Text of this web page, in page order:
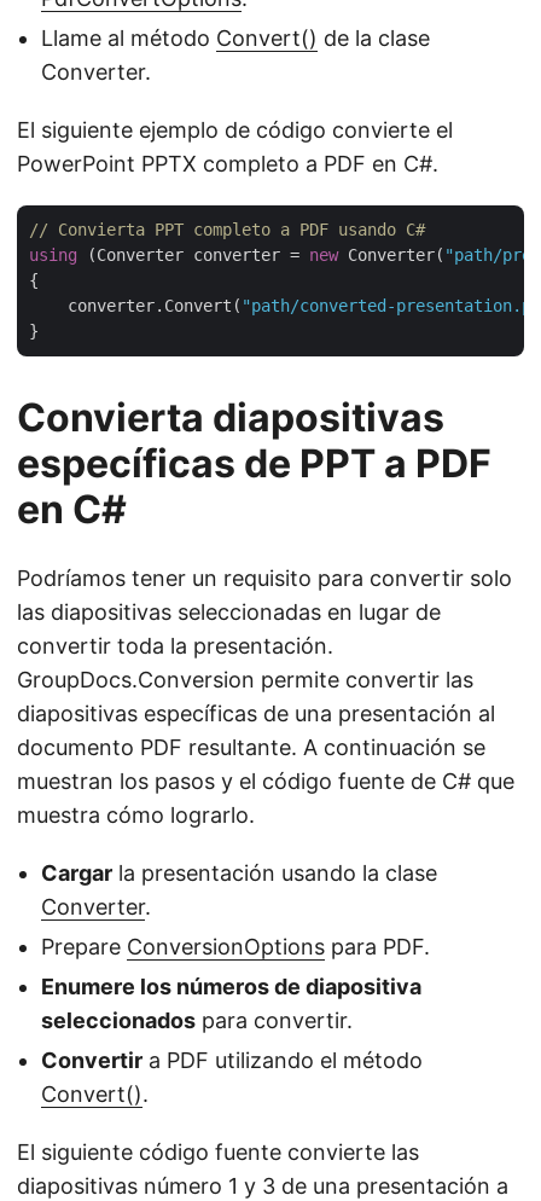
Llame al método Convert() de la clase
Converter.
El siguiente ejemplo de código convierte el
PowerPoint PPTX completo a PDF en C#.
// Convierta PPT completo a PDF usando C#
using (Converter converter = new Converter( "path/
{
    converter.Convert(
"path/converted-
Convierta diapositivas
específicas de PPT a PDF
en C#
Podríamos tener un requisito para convertir solo
las diapositivas seleccionadas en lugar de
convertir toda la presentación.
GroupDocs.Conversion permite convertir las
diapositivas específicas de una presentación al
documento PDF resultante. A continuación se
muestran los pasos y el código fuente de C# que
muestra cómo lograrlo.
Cargar la presentación usando la clase
Converter.
Prepare ConversionOptions para PDF.
Enumere los números de diapositiva
seleccionados para convertir.
Convertir a PDF utilizando el método
Convert().
El siguiente código fuente convierte las
diapositivas número 1 y 3 de una presentación a